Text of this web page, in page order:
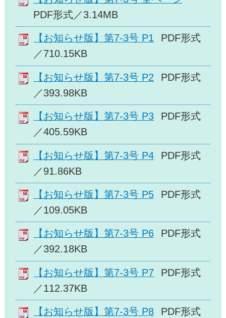
PDF形式／3.14MB
【お知らせ版】第7-3号 P1
PDF形式
／710.15KB
【お知らせ版】第7-3号 P2
PDF形式
／393.98KB
【お知らせ版】第7-3号 P3
PDF形式
／405.59KB
【お知らせ版】第7-3号 P4
PDF形式
／91.86KB
【お知らせ版】第7-3号 P5
PDF形式
／109.05KB
【お知らせ版】第7-3号 P6
PDF形式
／392.18KB
【お知らせ版】第7-3号 P7
PDF形式
／112.37KB
【お知らせ版】第7-3号 P8
PDF形式